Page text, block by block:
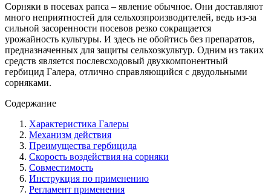
Сорняки в посевах рапса – явление обычное. Они доставляют
много неприятностей для сельхозпроизводителей, ведь из-за
сильной засоренности посевов резко сокращается
урожайность культуры. И здесь не обойтись без препаратов,
предназначенных для защиты сельхозкультур. Одним из таких
средств является послевсходовый двухкомпонентный
гербицид Галера, отлично справляющийся с двудольными
сорняками.
Содержание
Характеристика Галеры
Механизм действия
Преимущества гербицида
Скорость воздействия на сорняки
Совместимость
Инструкция по применению
Регламент применения